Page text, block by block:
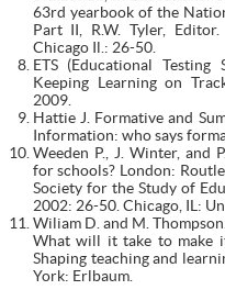
63rd yearbook of the
Part II, R.W. Tyler,
Chicago Il.: 26-50.
ETS (Educational
Keeping Learning on
2009.
Hattie J. Formative and
Information: who says
Weeden P., J. Winter, and
for schools? London:
Society for the Study of
2002: 26-50. Chicago, IL:
Wiliam D. and M.
What will it take to make
Shaping teaching and
York: Erlbaum.